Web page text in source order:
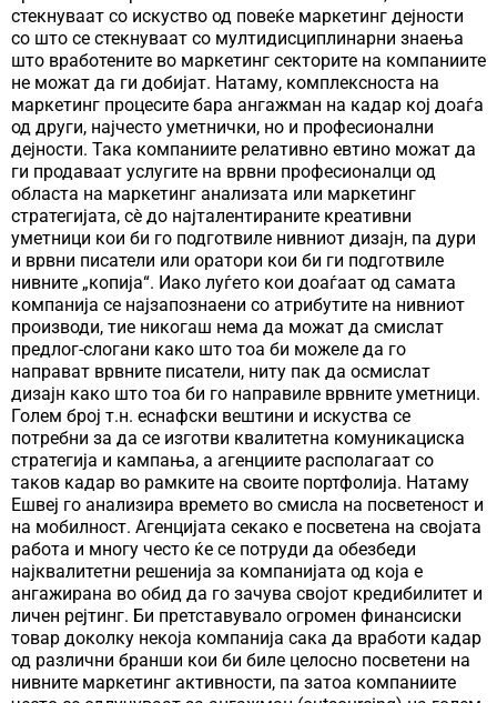
стекнуваат со искуство од повеќе маркетинг дејности
со што се стекнуваат со мултидисциплинарни знаења
што вработените во маркетинг секторите на компаниите
не можат да ги добијат. Натаму, комплексноста на
маркетинг процесите бара ангажман на кадар кој доаѓа
од други, најчесто уметнички, но и професионални
дејности. Така компаниите релативно евтино можат да
ги продаваат услугите на врвни професионалци од
областа на маркетинг анализата или маркетинг
стратегијата, сѐ до најталентираните креативни
уметници кои би го подготвиле нивниот дизајн, па дури
и врвни писатели или оратори кои би ги подготвиле
нивните „копија“. Иако луѓето кои доаѓаат од самата
компанија се најзапознаени со атрибутите на нивниот
производи, тие никогаш нема да можат да смислат
предлог-слогани како што тоа би можеле да го
направат врвните писатели, ниту пак да осмислат
дизајн како што тоа би го направиле врвните уметници.
Голем број т.н. еснафски вештини и искуства се
потребни за да се изготви квалитетна комуникациска
стратегија и кампања, а агенциите располагаат со
таков кадар во рамките на своите портфолија. Натаму
Ешвеј го анализира времето во смисла на посветеност и
на мобилност. Агенцијата секако е посветена на својата
работа и многу често ќе се потруди да обезбеди
најквалитетни решенија за компанијата од која е
ангажирана во обид да го зачува својот кредибилитет и
личен рејтинг. Би претставувало огромен финансиски
товар доколку некоја компанија сака да вработи кадар
од различни бранши кои би биле целосно посветени на
нивните маркетинг активности, па затоа компаниите